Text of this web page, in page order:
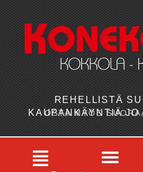
REHELLISTÄ
KAUPANKÄYNTIÄ JO
OSTA MYÖS